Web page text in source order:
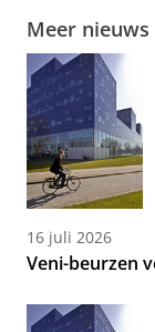
Meer nieuws
16 juli 2026
Veni-beurzen